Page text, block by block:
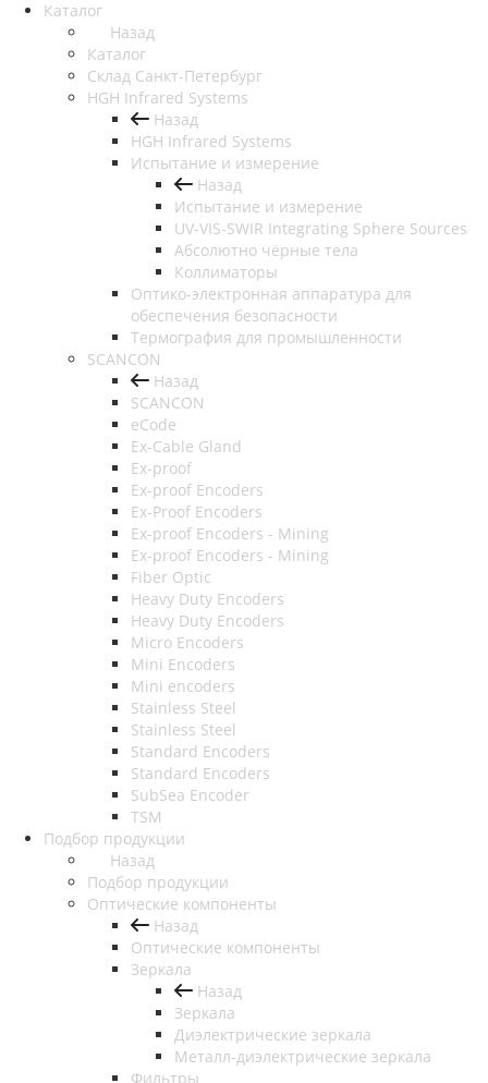
Каталог
Назад
Каталог
Cклад Санкт-Петербург
HGH Infrared Systems
Назад
HGH Infrared Systems
Испытание и измерение
Назад
Испытание и измерение
UV-VIS-SWIR Integrating Sphere Sources
Абсолютно чёрные тела
Коллиматоры
Оптико-электронная аппаратура для
обеспечения безопасности
Термография для промышленности
SCANCON
Назад
SCANCON
eCode
Ex-Cable Gland
Ex-proof
Ex-proof Encoders
Ex-Proof Encoders
Ex-proof Encoders - Mining
Ex-proof Encoders - Mining
Fiber Optic
Heavy Duty Encoders
Heavy Duty Encoders
Micro Encoders
Mini Encoders
Mini encoders
Stainless Steel
Stainless Steel
Standard Encoders
Standard Encoders
SubSea Encoder
TSM
Подбор продукции
Назад
Подбор продукции
Оптические компоненты
Назад
Оптические компоненты
Зеркала
Назад
Зеркала
Диэлектрические зеркала
Металл-диэлектрические зеркала
Фильтры